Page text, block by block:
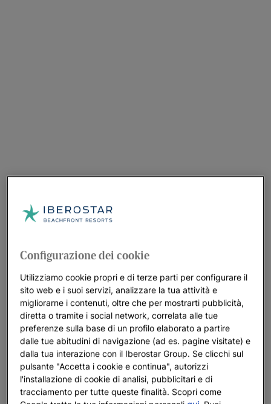
Configurazione dei cookie
Utilizziamo cookie propri e di terze parti per configurare il
sito web e i suoi servizi, analizzare la tua attività e
migliorarne i contenuti, oltre che per mostrarti pubblicità,
diretta o tramite i social network, correlata alle tue
preferenze sulla base di un profilo elaborato a partire
dalle tue abitudini di navigazione (ad es. pagine visitate) e
dalla tua interazione con il Iberostar Group. Se clicchi sul
pulsante "Accetta i cookie e continua", autorizzi
l'installazione di cookie di analisi, pubblicitari e di
tracciamento per tutte queste finalità. Scopri come